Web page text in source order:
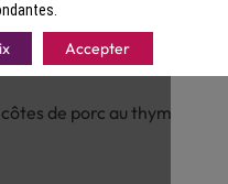
de porc au thym
Accepter